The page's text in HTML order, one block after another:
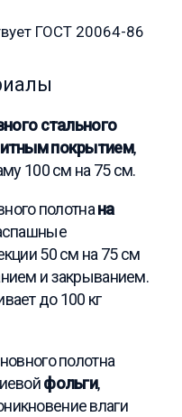
ГОСТ 20064-86
стального
покрытием,
100 см на 75 см.
полотнана
50 см на 75 см
и закрыванием.
до 100 кг
полотна
фольги,
влаги